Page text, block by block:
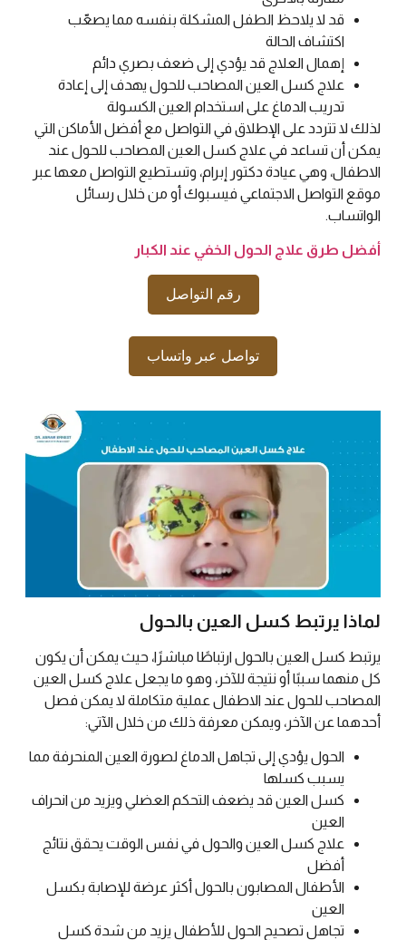
قد لا يلاحظ الطفل المشكلة بنفسه مما يصعّب
اكتشاف الحالة
إهمال العلاج قد يؤدي إلى ضعف بصري دائم
علاج كسل العين المصاحب للحول يهدف إلى إعادة
تدريب الدماغ على استخدام العين الكسولة
لذلك لا تتردد على الإطلاق في التواصل مع أفضل الأماكن التي
يمكن أن تساعد في علاج كسل العين المصاحب للحول عند
الاطفال، وهي عيادة دكتور إبرام، وتستطيع التواصل معها عبر
موقع التواصل الاجتماعي فيسبوك أو من خلال رسائل
الواتساب.
أفضل طرق علاج الحول الخفي عند الكبار
رقم التواصل
تواصل عبر واتساب
لماذا يرتبط كسل العين بالحول
يرتبط كسل العين بالحول ارتباطًا مباشرًا، حيث يمكن أن يكون
كل منهما سببًا أو نتيجة للآخر، وهو ما يجعل علاج كسل العين
المصاحب للحول عند الاطفال عملية متكاملة لا يمكن فصل
أحدهما عن الآخر، ويمكن معرفة ذلك من خلال الآتي:
الحول يؤدي إلى تجاهل الدماغ لصورة العين المنحرفة مما
يسبب كسلها
كسل العين قد يضعف التحكم العضلي ويزيد من انحراف
العين
علاج كسل العين والحول في نفس الوقت يحقق نتائج
أفضل
الأطفال المصابون بالحول أكثر عرضة للإصابة بكسل
العين
تجاهل تصحيح الحول للأطفال يزيد من شدة كسل